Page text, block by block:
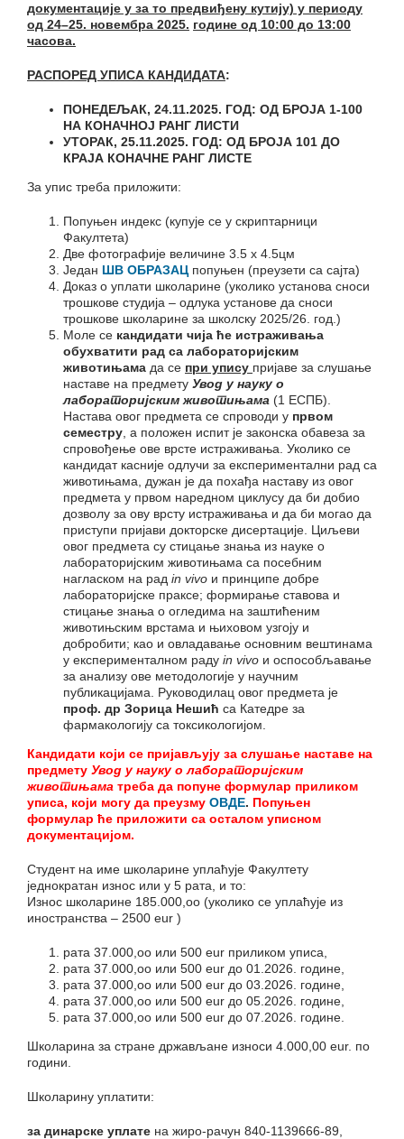
документације у за то предвиђену кутију) у периоду
од 24–25. новембра 2025. године од 10:00 до 13:00
часова.
РАСПОРЕД УПИСА КАНДИДАТА:
ПОНЕДЕЉАК, 24.11.2025. ГОД: ОД БРОЈА 1-100
НА КОНАЧНОЈ РАНГ ЛИСТИ
УТОРАК, 25.11.2025. ГОД: ОД БРОЈА 101 ДО
КРАЈА КОНАЧНЕ РАНГ ЛИСТЕ
За упис треба приложити:
Попуњен индекс (купује се у скриптарници
Факултета)
Две фотографије величине 3.5 x 4.5цм
Један ШВ ОБРАЗАЦ попуњен (преузети са сајта)
Доказ о уплати школарине (уколико установа сноси
трошкове студија – одлука установе да сноси
трошкове школарине за школску 2025/26. год.)
Моле се кандидати чија ће истраживања
обухватити рад са лабораторијским
животињама да се при упису пријаве за слушање
наставе на предмету Увод у науку о
лабораторијским животињама (1 ЕСПБ).
Настава овог предмета се спроводи у првом
семестру , а положен испит је законска обавеза за
спровођење ове врсте истраживања. Уколико се
кандидат касније одлучи за експериментални рад са
животињама, дужан је да похађа наставу из овог
предмета у првом наредном циклусу да би добио
дозволу за ову врсту истраживања и да би могао да
приступи пријави докторске дисертације. Циљеви
овог предмета су стицање знања из науке о
лабораторијским животињама са посебним
нагласком на рад in vivo и принципе добре
лабораторијске праксе; формирање ставова и
стицање знања о огледима на заштићеним
животињским врстама и њиховом узгоју и
добробити; као и овладавање основним вештинама
у експерименталном раду in vivo и оспособљавање
за анализу ове методологије у научним
публикацијама. Руководилац овог предмета је
проф. др Зорица Нешић са Катедре за
фармакологију са токсикологијом.
Кандидати који се пријављују за слушање наставе на
предмету Увод у науку о лабораторијским
животињама треба да попуне формулар приликом
уписа, који могу да преузму ОВДЕ. Попуњен
формулар ће приложити са осталом уписном
документацијом.
Студент на име школарине уплаћује Факултету
једнократан износ или у 5 рата, и то:
Износ школарине 185.000,оо (уколико се уплаћује из
иностранства – 2500 eur )
рата 37.000,оо или 500 eur приликом уписа,
рата 37.000,оо или 500 eur до 01.2026. године,
рата 37.000,оо или 500 eur до 03.2026. године,
рата 37.000,оо или 500 eur до 05.2026. године,
рата 37.000,оо или 500 eur до 07.2026. године.
Школарина за стране држављане износи 4.000,00 eur. по
години.
Школарину уплатити:
за динарске уплате на жиро-рачун 840-1139666-89,